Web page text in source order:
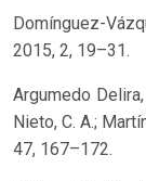
Domínguez-
2015, 2, 19–31.
Argumedo
Nieto, C. A.;
47, 167–172.